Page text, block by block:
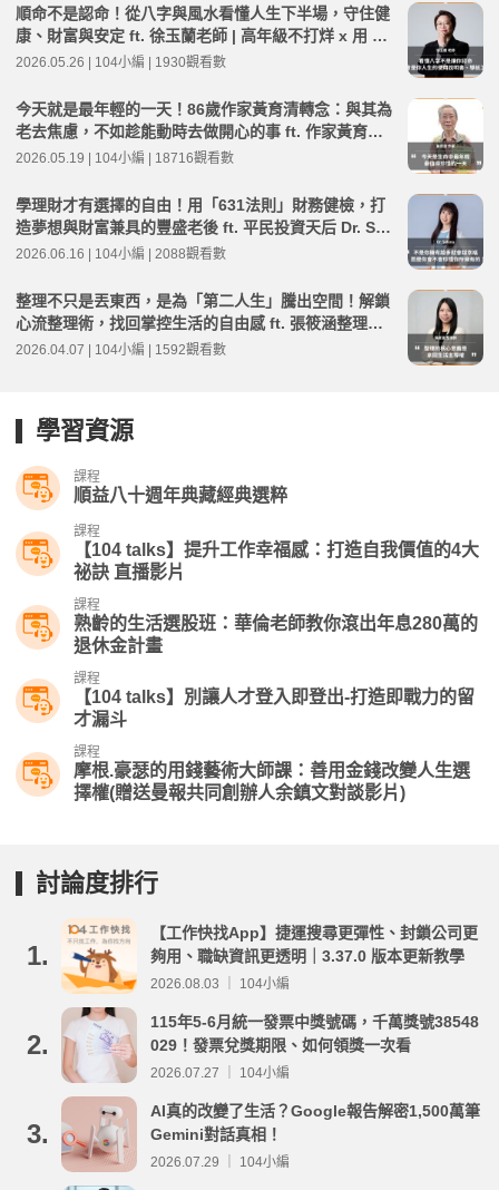
順命不是認命！從八字與風水看懂人生下半場，守住健
康、財富與安定 ft. 徐玉蘭老師 | 高年級不打烊 x 用 AI
點亮第二人生 EP274
2026.05.26 | 104小編 | 1930觀看數
今天就是最年輕的一天！86歲作家黃育清轉念：與其為
老去焦慮，不如趁能動時去做開心的事 ft. 作家黃育清 |
高年級不打烊 x 用 AI 點亮第二人生 EP273
2026.05.19 | 104小編 | 18716觀看數
學理財才有選擇的自由！用「631法則」財務健檢，打
造夢想與財富兼具的豐盛老後 ft. 平民投資天后 Dr. Sel
ena | 高年級不打烊 x 用 AI 點亮第二人生 EP277
2026.06.16 | 104小編 | 2088觀看數
整理不只是丟東西，是為「第二人生」騰出空間！解鎖
心流整理術，找回掌控生活的自由感 ft. 張筱涵整理師 |
高年級不打烊 x 用 AI 點亮第二人生 EP267
2026.04.07 | 104小編 | 1592觀看數
學習資源
課程
順益八十週年典藏經典選粹
課程
【104 talks】提升工作幸福感：打造自我價值的4大
祕訣 直播影片
課程
熟齡的生活選股班：華倫老師教你滾出年息280萬的
退休金計畫
課程
【104 talks】別讓人才登入即登出-打造即戰力的留
才漏斗
課程
摩根.豪瑟的用錢藝術大師課：善用金錢改變人生選
擇權(贈送曼報共同創辦人余鎮文對談影片)
討論度排行
1.
【工作快找App】捷運搜尋更彈性、封鎖公司更
夠用、職缺資訊更透明｜3.37.0 版本更新教學
2026.08.03 ｜ 104小編
2.
115年5-6月統一發票中獎號碼，千萬獎號38548
029！發票兌獎期限、如何領獎一次看
2026.07.27 ｜ 104小編
3.
AI真的改變了生活？Google報告解密1,500萬筆
Gemini對話真相！
2026.07.29 ｜ 104小編